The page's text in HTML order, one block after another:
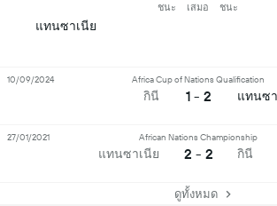
แทนซาเนีย
ชนะ เสมอ ชนะ
กินี
Africa Cup of Nations Qualification
1 - 2 แทนซ
10/09/2024
แทนซาเนีย
African Nations Championship
2 - 2 กินี
27/01/2021
ดูทั้งหมด